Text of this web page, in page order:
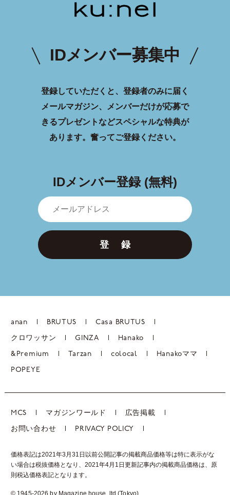
IDメンバー募集中
登録していただくと、登録者のみに届く
メールマガジン、メンバーだけが応募で
きるプレゼントなどスペシャルな特典が
あります。 奮ってご登録ください。
IDメンバー登録 (無料)
登 録
anan BRUTUS Casa BRUTUS
クロワッサン GINZA Hanako
&Premium Tarzan colocal Hanakoママ
POPEYE
MCS マガジンワールド 広告掲載
お問い合わせ PRIVACY POLICY
価格表記は2021年3月31日以前公開記事の掲載商品価格等は特に表示がな
い場合は税抜価格となり、2021年4月1日更新記事内の掲載商品価格は、 原
則税込価格表記となります。
© 1945-2026 by Magazine house, ltd.(Tokyo)